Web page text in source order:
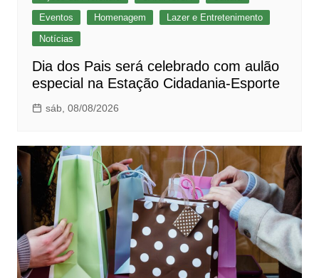
Eventos
Homenagem
Lazer e Entretenimento
Notícias
Dia dos Pais será celebrado com aulão
especial na Estação Cidadania-Esporte
sáb, 08/08/2026